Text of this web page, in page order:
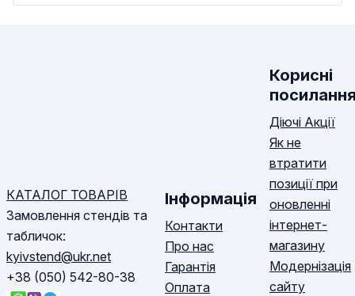
КАТАЛОГ ТОВАРІВ
Замовлення стендів та
табличок:
kyivstend@ukr.net
+38 (050) 542-80-38
Інформація
Контакти
Про нас
Гарантія
Оплата
Корисні
Діючі Акції
Як не
втратити
позиції при
оновленні
інтернет-
магазину
Модернізація
сайту